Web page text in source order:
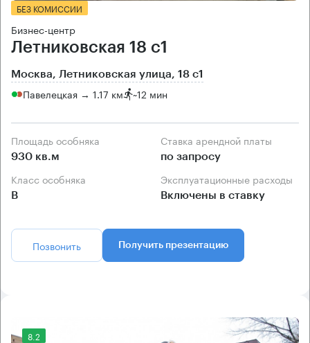
БЕЗ КОМИССИИ
Бизнес-центр
Летниковская 18 с1
Москва, Летниковская улица, 18 с1
Павелецкая → 1.17 км ~12 мин
Площадь особняка
930 кв.м
Ставка арендной платы
по запросу
Класс особняка
B
Эксплуатационные расходы
Включены в ставку
Позвонить Получить презентацию
8.2